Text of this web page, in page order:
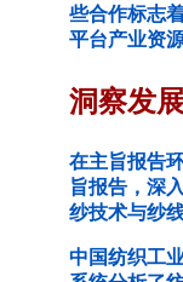
些合作标志
平台产业资
洞察发
在主旨报告
旨报告，深
纱技术与纱
中国纺织工